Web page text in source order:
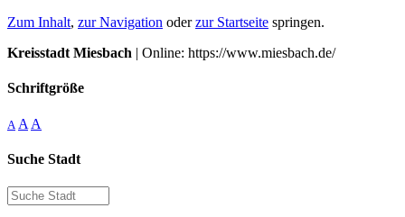
Zum Inhalt, zur Navigation oderzur Startseite springen.
Kreisstadt Miesbach | Online: https://www.miesbach.de/
Schriftgröße
A A A
Suche Stadt